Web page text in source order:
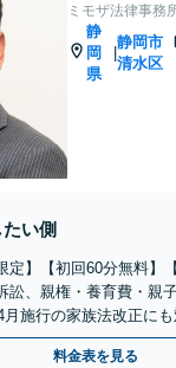
ミモザ法律事務
静
岡
県
静岡市
清水区
い側
定】【初回60分無料】
訟、親権・養育費・親
施行の家族法改正にも
ます。
料金表を見る